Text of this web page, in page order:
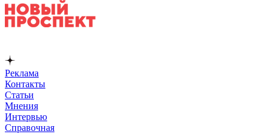
Реклама
Контакты
Статьи
Мнения
Интервью
Справочная